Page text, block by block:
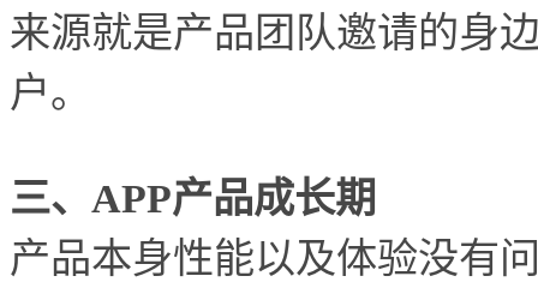
来源就是产品团队邀请的身
户。
三、APP产品成长期
产品本身性能以及体验没有